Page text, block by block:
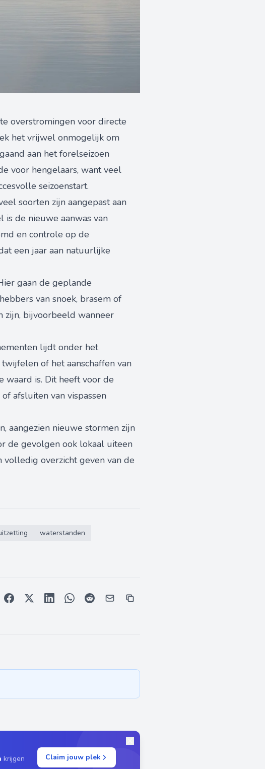
overstromingen voor directe
het vrijwel onmogelijk om
aan het forelseizoen
voor hengelaars, want veel
seizoenstart.
soorten zijn aangepast aan
de nieuwe aanwas van
en controle op de
een jaar aan natuurlijke
gaan de geplande
van snoek, brasem of
zijn, bijvoorbeeld wanneer
lijdt onder het
of het aanschaffen van
waard is. Dit heeft voor de
afsluiten van vispassen
aangezien nieuwe stormen zijn
de gevolgen ook lokaal uiteen
overzicht geven van de
waterstanden
krijgen
Claim jouw plek